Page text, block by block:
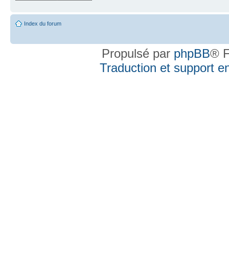
Index du forum
Propulsé par phpBB®
Traduction et support